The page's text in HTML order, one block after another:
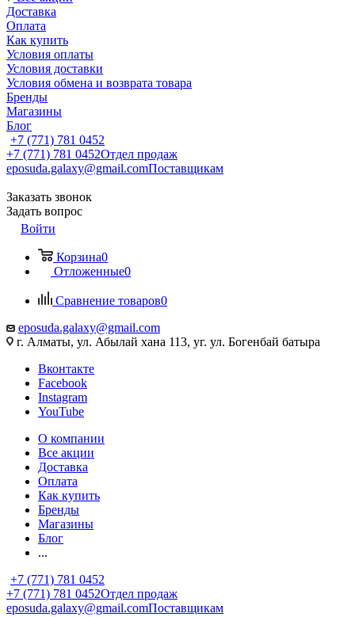
Доставка
Оплата
Как купить
Условия оплаты
Условия доставки
Условия обмена и возврата товара
Бренды
Магазины
Блог
+7 (771) 781 0452
+7 (771) 781 0452Отдел продаж
eposuda.galaxy@gmail.comПоставщикам
Заказать звонок
Задать вопрос
Войти
Корзина0
Отложенные0
Сравнение товаров0
eposuda.galaxy@gmail.com
г. Алматы, ул. Абылай хана 113, уг. ул. Богенбай батыра
Вконтакте
Facebook
Instagram
YouTube
О компании
Все акции
Доставка
Оплата
Как купить
Бренды
Магазины
Блог
...
+7 (771) 781 0452
+7 (771) 781 0452Отдел продаж
eposuda.galaxy@gmail.comПоставщикам